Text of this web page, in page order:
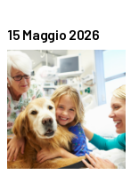
15 Maggio 2026